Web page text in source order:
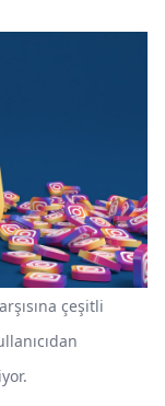
çeşitli